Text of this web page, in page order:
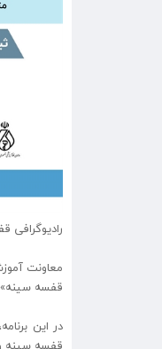
رادیوگرافی
معاونت
قفسه سینه»
در این